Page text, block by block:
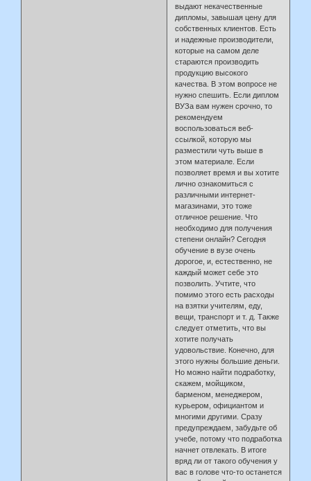
выдают некачественные
дипломы, завышая цену для
собственных клиентов. Есть
и надежные производители,
которые на самом деле
стараются производить
продукцию высокого
качества. В этом вопросе не
нужно спешить. Если диплом
ВУЗа вам нужен срочно, то
рекомендуем
воспользоваться веб-
ссылкой, которую мы
разместили чуть выше в
этом материале. Если
позволяет время и вы хотите
лично ознакомиться с
различными интернет-
магазинами, это тоже
отличное решение. Что
необходимо для получения
степени онлайн? Сегодня
обучение в вузе очень
дорогое, и, естественно, не
каждый может себе это
позволить. Учтите, что
помимо этого есть расходы
на взятки учителям, еду,
вещи, транспорт и т. д. Также
следует отметить, что вы
хотите получать
удовольствие. Конечно, для
этого нужны большие деньги.
Но можно найти подработку,
скажем, мойщиком,
барменом, менеджером,
курьером, официантом и
многими другими. Сразу
предупреждаем, забудьте об
учебе, потому что подработка
начнет отвлекать. В итоге
вряд ли от такого обучения у
вас в голове что-то останется